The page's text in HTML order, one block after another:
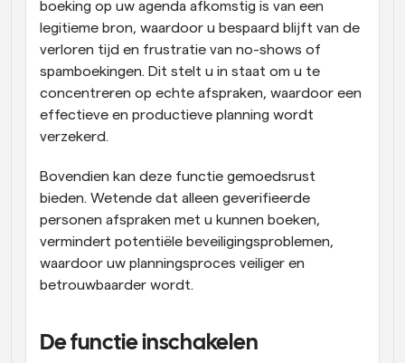
boeking op uw agenda afkomstig is van een
legitieme bron, waardoor u bespaard blijft van de
verloren tijd en frustratie van no-shows of
spamboekingen. Dit stelt u in staat om u te
concentreren op echte afspraken, waardoor een
effectieve en productieve planning wordt
verzekerd.
Bovendien kan deze functie gemoedsrust
bieden. Wetende dat alleen geverifieerde
personen afspraken met u kunnen boeken,
vermindert potentiële beveiligingsproblemen,
waardoor uw planningsproces veiliger en
betrouwbaarder wordt.
De functie inschakelen